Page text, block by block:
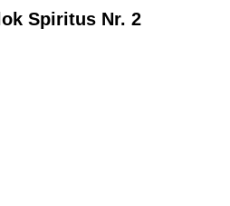
Spiritus Nr. 2